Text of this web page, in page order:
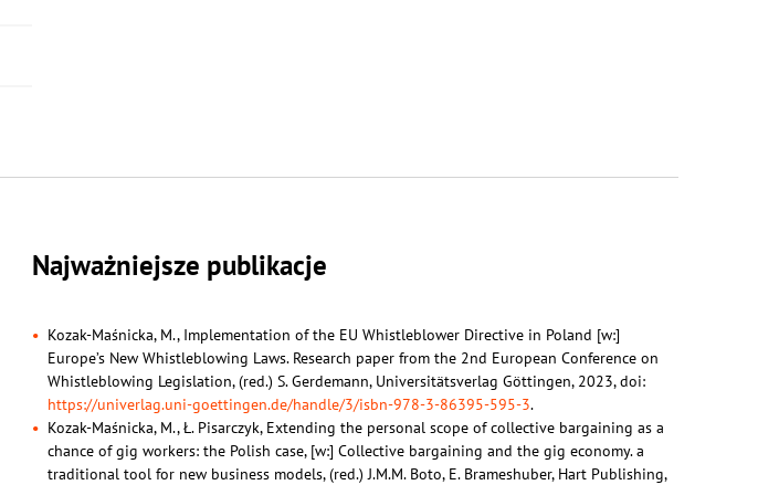
Najważniejsze publikacje
Kozak-Maśnicka, M., Implementation of the EU Whistleblower Directive in Poland [w:]
Europe’s New Whistleblowing Laws. Research paper from the 2nd European Conference on
Whistleblowing Legislation, (red.) S. Gerdemann, Universitätsverlag Göttingen, 2023, doi:
https://univerlag.uni-goettingen.de/handle/3/isbn-978-3-86395-595-3.
Kozak-Maśnicka, M., Ł. Pisarczyk, Extending the personal scope of collective bargaining as a
chance of gig workers: the Polish case, [w:] Collective bargaining and the gig economy. a
traditional tool for new business models, (red.) J.M.M. Boto, E. Brameshuber, Hart Publishing,